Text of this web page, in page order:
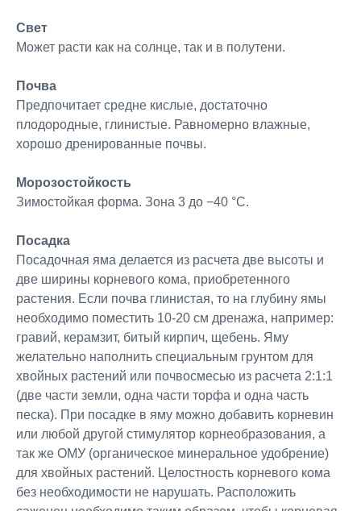
Свет
Может расти как на солнце, так и в полутени.
Почва
Предпочитает средне кислые, достаточно
плодородные, глинистые. Равномерно влажные,
хорошо дренированные почвы.
Морозостойкость
Зимостойкая форма. Зона 3 до −40 °C.
Посадка
Посадочная яма делается из расчета две высоты и
две ширины корневого кома, приобретенного
растения. Если почва глинистая, то на глубину ямы
необходимо поместить 10-20 см дренажа, например:
гравий, керамзит, битый кирпич, щебень. Яму
желательно наполнить специальным грунтом для
хвойных растений или почвосмесью из расчета 2:1:1
(две части земли, одна части торфа и одна часть
песка). При посадке в яму можно добавить корневин
или любой другой стимулятор корнеобразования, а
так же ОМУ (органическое минеральное удобрение)
для хвойных растений. Целостность корневого кома
без необходимости не нарушать. Расположить